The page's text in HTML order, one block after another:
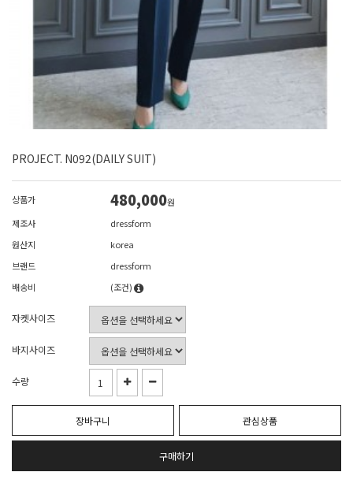
PROJECT. N092(DAILY SUIT)
상품가 480,000원
제조사
dressform
원산지
korea
브랜드
dressform
배송비
(조건)
자켓사이즈
바지사이즈
수량
장바구니 관심상품
구매하기